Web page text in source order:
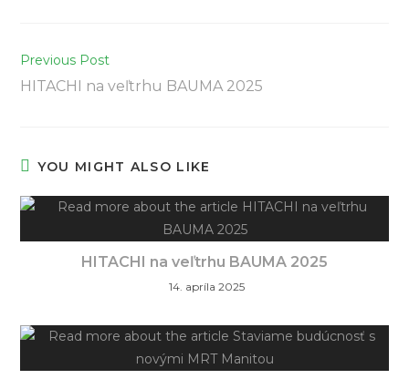
Previous Post
HITACHI na veľtrhu BAUMA 2025
YOU MIGHT ALSO LIKE
HITACHI na veľtrhu BAUMA 2025
14. apríla 2025